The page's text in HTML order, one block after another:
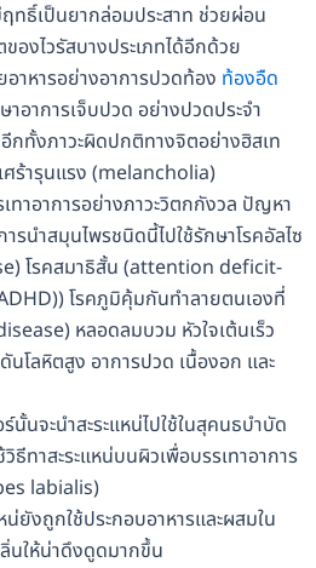
ทธิ์เป็นยากล่อมประสาท ช่วยผ่อน
องไวรัสบางประเภทได้อีกด้วย
าหารอย่างอาการปวดท้อง ท้องอืด
าอาการเจ็บปวด อย่างปวดประจำ
กทั้งภาวะผิดปกติทางจิตอย่างฮิสเท
ศร้ารุนแรง (melancholia)
ทาอาการอย่างภาวะวิตกกังวล ปัญหา
รนำสมุนไพรชนิดนี้ไปใช้รักษาโรคอัลไซ
โรคสมาธิสั้น (attention deficit-
โรคภูมิคุ้มกันทำลายตนเองที่
หลอดลมบวม หัวใจเต้นเร็ว
โลหิตสูง อาการปวด เนื้องอก และ
นั้นจะนำสะระแหน่ไปใช้ในสุคนธบำบัด
ทาสะระแหน่บนผิวเพื่อบรรเทาอาการ
labialis)
ยังถูกใช้ประกอบอาหารและผสมใน
นให้น่าดึงดูดมากขึ้น